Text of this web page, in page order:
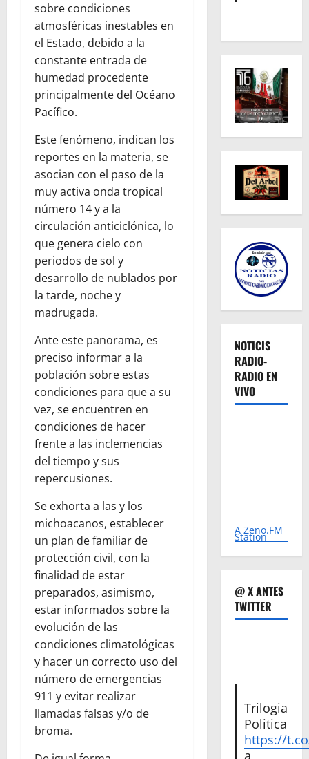
sobre condiciones
atmosféricas inestables en
el Estado, debido a la
constante entrada de
humedad procedente
principalmente del Océano
Pacífico.
Este fenómeno, indican los
reportes en la materia, se
asocian con el paso de la
muy activa onda tropical
número 14 y a la
circulación anticiclónica, lo
que genera cielo con
periodos de sol y
desarrollo de nublados por
la tarde, noche y
madrugada.
Ante este panorama, es
preciso informar a la
población sobre estas
condiciones para que a su
vez, se encuentren en
condiciones de hacer
frente a las inclemencias
del tiempo y sus
repercusiones.
Se exhorta a las y los
michoacanos, establecer
un plan de familiar de
protección civil, con la
finalidad de estar
preparados, asimismo,
estar informados sobre la
evolución de las
condiciones climatológicas
y hacer un correcto uso del
número de emergencias
911 y evitar realizar
llamadas falsas y/o de
broma.
NOTICIS
RADIO-
RADIO EN
VIVO
A Zeno.FM
Station
@ X ANTES
TWITTER
Trilogia
Politica
https://